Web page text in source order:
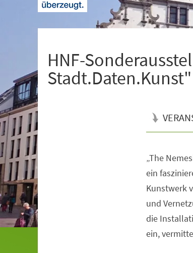
HNF-
Stadt.Daten.Kunst"
„The
ein
Kunstwerk
und
die
ein,